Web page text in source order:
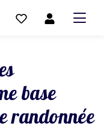
base
randonnée